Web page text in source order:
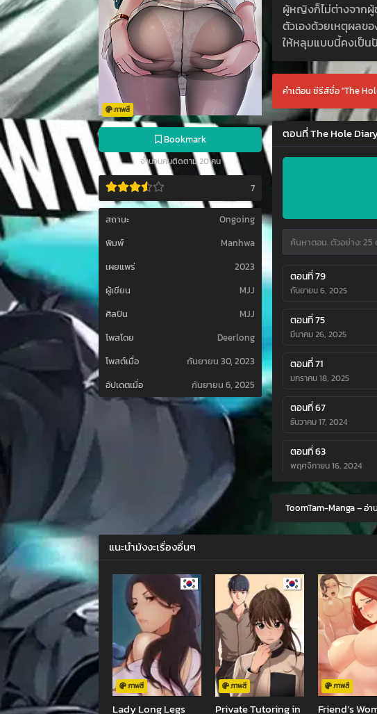
ภาพสี
Bookmark
จำนวนคนติดตาม 20 คน
7
สถานะ
Ongoing
พิมพ์
Manhwa
เผยแพร่
2023
ผู้เขียน
MJJ
ศิลปิน
MJJ
โพสโดย
Deerlong
โพสต์เมื่อ
กันยายน 30, 2023
อัปเดตเมื่อ
กันยายน 6, 2025
ผู้หญิงก็ไม่ต่างจาก
ตัวเองด้วยเหตุผลข
ให้หลุมแบบนี้คงเป็
คำเตือน ซีรีส์ชื่อ "The
ตอนที่ The Hole
ตอนที่ 79
กันยายน 6, 2025
ตอนที่ 75
มีนาคม 26, 2025
ตอนที่ 71
มกราคม 18, 2025
ตอนที่ 67
ธันวาคม 17, 2024
ตอนที่ 63
พฤศจิกายน 16, 2024
ตอนที่ 59
ตุลาคม 19, 2024
ตอนที่ 55
ตอนที่ 51
สิงหาคม 10, 2024
ตอนที่ 47
กรกฎาคม 15, 2024
ตอนที่ 43
มิถุนายน 18, 2024
ToomTam-Manga – อ่
แนะนำมังงะเรื่องอื่นๆ
ภาพสี
Lady Long Legs
ภาพสี
Private Tutoring in
ภาพสี
Friend’s